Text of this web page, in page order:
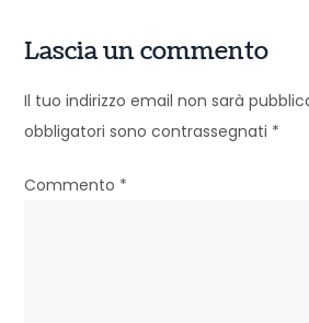
g
a
z
i
Lascia un commento
Il tuo indirizzo email non sarà
obbligatori sono contrassegnati *
Commento *